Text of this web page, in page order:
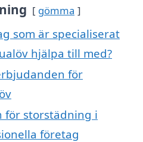
gömma
som är specialiserat
hjälpa till med?
för
för storstädning i
företag